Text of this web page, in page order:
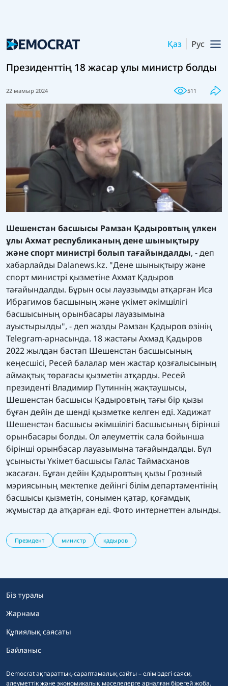
Қаз Рус
Президенттің 18 жасар ұлы министр болды
22 мамыр 2024 511
Шешенстан басшысы Рамзан Қадыровтың үлкен
ұлы Ахмат республиканың дене шынықтыру
және спорт министрі болып тағайындалды, - деп
хабарлайды Dalanews.kz. "Дене шынықтыру және
спорт министрі қызметіне Ахмат Қадыров
тағайындалды. Бұрын осы лауазымды атқарған Иса
Ибрагимов басшының және үкімет әкімшілігі
басшысының орынбасары лауазымына
ауыстырылды", - деп жазды Рамзан Қадыров өзінің
Telegram-арнасында. 18 жастағы Ахмад Қадыров
2022 жылдан бастап Шешенстан басшысының
кеңесшісі, Ресей балалар мен жастар қозғалысының
аймақтық төрағасы қызметін атқарды. Ресей
президенті Владимир Путиннің жақтаушысы,
Шешенстан басшысы Қадыровтың тағы бір қызы
бұған дейін де шенді қызметке келген еді. Хадижат
Шешенстан басшысы әкімшілігі басшысының бірінші
орынбасары болды. Ол әлеуметтік сала бойынша
бірінші орынбасар лауазымына тағайындалды. Бұл
ұсынысты Үкімет басшысы Галас Таймасханов
жасаған. Бұған дейін Қадыровтың қызы Грозный
мэриясының мектепке дейінгі білім департаментінің
басшысы қызметін, сонымен қатар, қоғамдық
жұмыстар да атқарған еді. Фото интернеттен алынды.
Президент министр қадыров
Democrat ақпараттық-сараптамалық сайты – еліміздегі саяси,
әлеуметтік және экономикалық мәселелерге арналған бірегей жоба.
Біз туралы
Жарнама
Құпиялық саясаты
Байланыс